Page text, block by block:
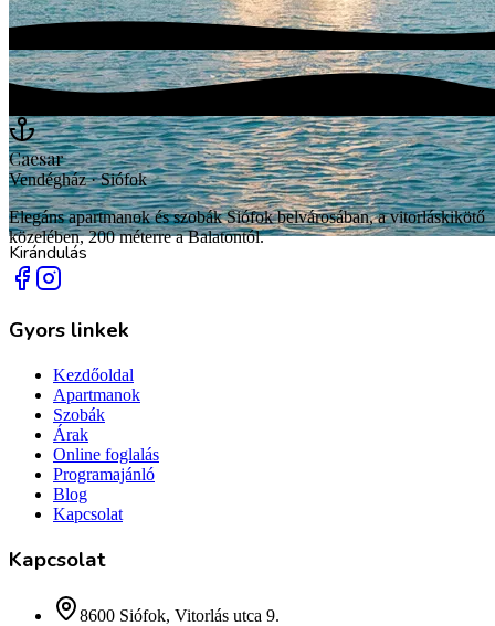
Kirándulás
Caesar
Vendégház · Siófok
Elegáns apartmanok és szobák Siófok belvárosában, a vitorláskikötő
közelében, 200 méterre a Balatontól.
Gyors linkek
Kezdőoldal
Apartmanok
Szobák
Árak
Online foglalás
Programajánló
Blog
Kapcsolat
Kapcsolat
8600 Siófok, Vitorlás utca 9.